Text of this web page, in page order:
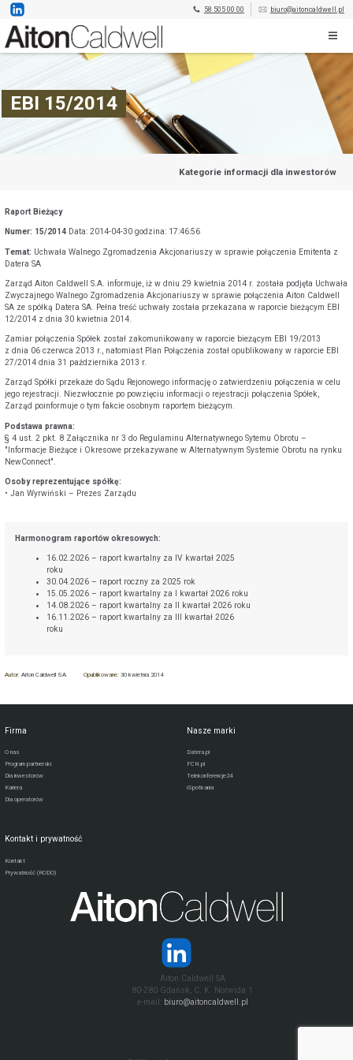
58 505 00 00 biuro@aitoncaldwell.pl
EBI 15/2014
Kategorie informacji dla inwestorów
Raport Bieżący
Numer: 15/2014 Data: 2014-04-30 godzina: 17:46:56
Temat: Uchwała Walnego Zgromadzenia Akcjonariuszy w sprawie połączenia Emitenta z
Datera SA
Zarząd Aiton Caldwell S.A. informuje, iż w dniu 29 kwietnia 2014 r. została podjęta Uchwała
Zwyczajnego Walnego Zgromadzenia Akcjonariuszy w sprawie połączenia Aiton Caldwell
SA ze spółką Datera SA. Pełna treść uchwały została przekazana w raporcie bieżącym EBI
12/2014 z dnia 30 kwietnia 2014.
Zamiar połączenia Spółek został zakomunikowany w raporcie bieżącym EBI 19/2013
z dnia 06 czerwca 2013 r., natomiast Plan Połączenia został opublikowany w raporcie EBI
27/2014 dnia 31 października 2013 r.
Zarząd Spółki przekaże do Sądu Rejonowego informację o zatwierdzeniu połączenia w celu
jego rejestracji. Niezwłocznie po powzięciu informacji o rejestracji połączenia Spółek,
Zarząd poinformuje o tym fakcie osobnym raportem bieżącym.
Podstawa prawna:
§ 4 ust. 2 pkt. 8 Załącznika nr 3 do Regulaminu Alternatywnego Sytemu Obrotu –
"Informacje Bieżące i Okresowe przekazywane w Alternatywnym Systemie Obrotu na rynku
NewConnect".
Osoby reprezentujące spółkę:
• Jan Wyrwiński – Prezes Zarządu
Harmonogram raportów okresowych:
16.02.2026 – raport kwartalny za IV kwartał 2025
roku
30.04.2026 – raport roczny za 2025 rok
15.05.2026 – raport kwartalny za I kwartał 2026 roku
14.08.2026 – raport kwartalny za II kwartał 2026 roku
16.11.2026 – raport kwartalny za III kwartał 2026
roku
Autor:Aiton Caldwell SA Opublikowane: 30 kwietnia 2014
Firma
O nas
Program partnerski
Dla inwestorów
Kariera
Dla operatorów
Nasze marki
Datera.pl
FCN.pl
Telekonferencje24
iSpotkania
Kontakt i prywatność
Kontakt
Prywatność (RODO)
Aiton Caldwell SA
80-280 Gdańsk, C. K. Norwida 1
e-mail:
biuro@aitoncaldwell.pl